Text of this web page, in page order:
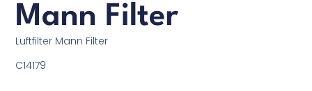
Mann Filter
Luftfilter Mann Filter
C14179